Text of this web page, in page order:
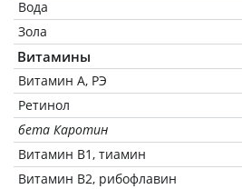
Вода
Зола
Витамины
Витамин А, РЭ
Ретинол
бета Каротин
Витамин В1, тиамин
Витамин В2, рибофлавин